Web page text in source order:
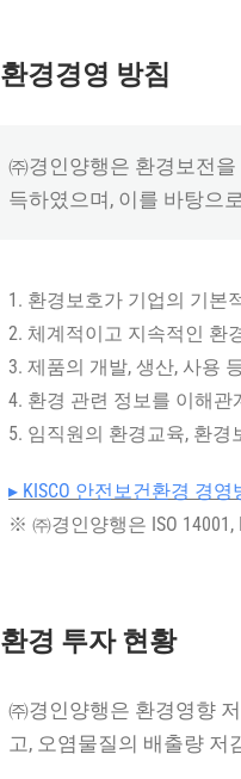
환경경영 방침
㈜경인양행은 환경보전을
득하였으며, 이를 바탕으
1. 환경보호가 기업의 기본
2. 체계적이고 지속적인 환
3. 제품의 개발, 생산, 사용
4. 환경 관련 정보를 이해
5. 임직원의 환경교육, 환
▸ KISCO 안전보건환경 경
※ ㈜경인양행은 ISO 14001,
환경 투자 현황
㈜경인양행은 환경영향
고, 오염물질의 배출량 저